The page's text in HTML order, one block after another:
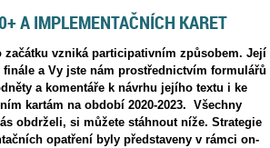
A IMPLEMENTAČNÍCH KARET
začátku vzniká participativním způsobem. Její
a Vy jste nám prostřednictvím formulářů
a komentáře k návrhu jejího textu i ke
kartám na období 2020-2023. Všechny
obdrželi, si můžete stáhnout níže. Strategie
opatření byly představeny v rámci on-